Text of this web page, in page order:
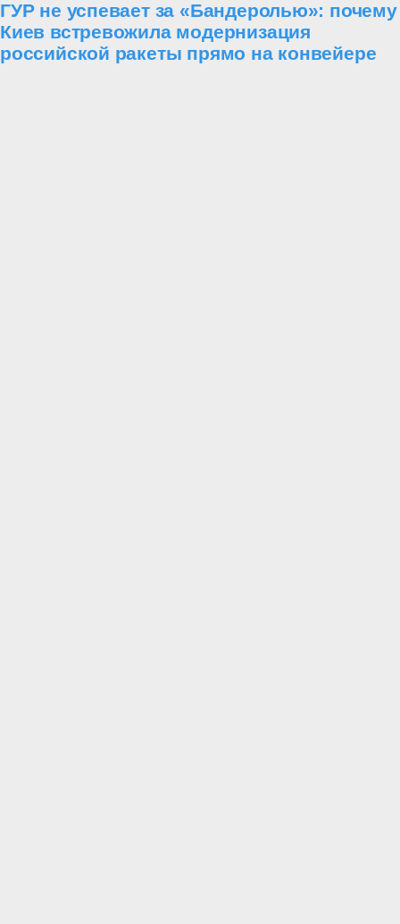
ГУР не успевает за «Бандеролью»: почему
Киев встревожила модернизация
российской ракеты прямо на конвейере